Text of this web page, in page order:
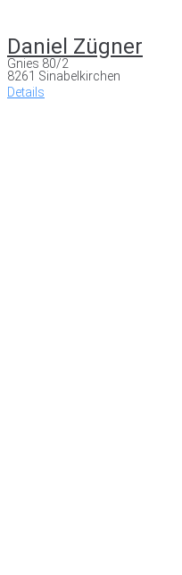
Daniel Zügner
Gnies 80/2
8261 Sinabelkirchen
Details